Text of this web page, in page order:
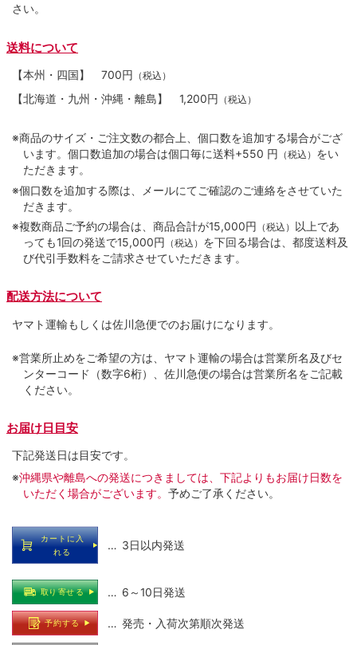
さい。
送料について
【本州・四国】 700円 （税込）
【北海道・九州・沖縄・離島】 1,200円 （税込）
※商品のサイズ・ご注文数の都合上、個口数を追加する場合がござ
います。個口数追加の場合は個口毎に送料+550 円 （税込） をい
ただきます。
※個口数を追加する際は、メールにてご確認のご連絡をさせていた
だきます。
※複数商品ご予約の場合は、商品合計が15,000円 （税込） 以上であ
っても1回の発送で15,000円 （税込） を下回る場合は、都度送料及
び代引手数料をご請求させていただきます。
配送方法について
ヤマト運輸もしくは佐川急便でのお届けになります。
※営業所止めをご希望の方は、ヤマト運輸の場合は営業所名及びセ
ンターコード（数字6桁）、佐川急便の場合は営業所名をご記載
ください。
お届け日目安
下記発送日は目安です。
※沖縄県や離島への発送につきましては、下記よりもお届け日数を
いただく場合がございます。 予めご了承ください。
カートに入
れる
… 3日以内発送
取り寄せる … 6～10日発送
予約する … 発売・入荷次第順次発送